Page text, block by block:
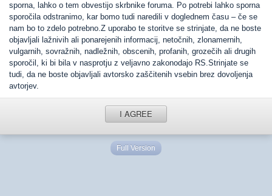
sporna, lahko o tem obvestijo skrbnike foruma. Po potrebi lahko sporna
sporočila odstranimo, kar bomo tudi naredili v doglednem času – če se
nam bo to zdelo potrebno.Z uporabo te storitve se strinjate, da ne boste
objavljali lažnivih ali ponarejenih informacij, netočnih, zlonamernih,
vulgarnih, sovražnih, nadležnih, obscenih, profanih, grozečih ali drugih
sporočil, ki bi bila v nasprotju z veljavno zakonodajo RS.Strinjate se
tudi, da ne boste objavljali avtorsko zaščitenih vsebin brez dovoljenja
avtorjev.
I AGREE
Full Version